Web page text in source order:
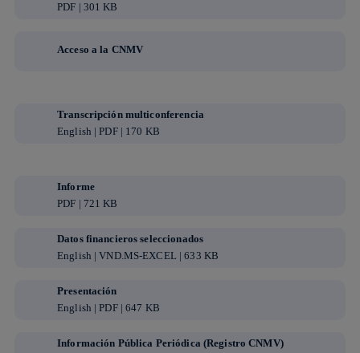
PDF | 301 KB
Acceso a la CNMV
Transcripción multiconferencia
English | PDF | 170 KB
Informe
PDF | 721 KB
Datos financieros seleccionados
English | VND.MS-EXCEL | 633 KB
Presentación
English | PDF | 647 KB
Información Pública Periódica (Registro CNMV)